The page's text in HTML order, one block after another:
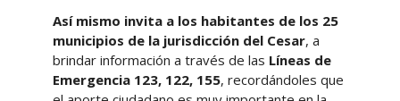
Así mismo invita a los habitantes de los 25
municipios de la jurisdicción del Cesar, a
brindar información a través de las Líneas de
Emergencia 123, 122, 155, recordándoles que